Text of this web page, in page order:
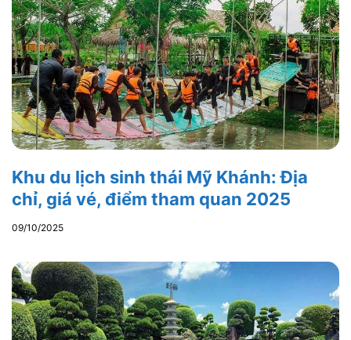
Khu du lịch sinh thái Mỹ Khánh: Địa
chỉ, giá vé, điểm tham quan 2025
09/10/2025